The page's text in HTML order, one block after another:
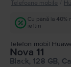
Telefoane mobile
Cu până la 40%
ieftin
Telefon mobil
Nova 11
Black, 128 GB,